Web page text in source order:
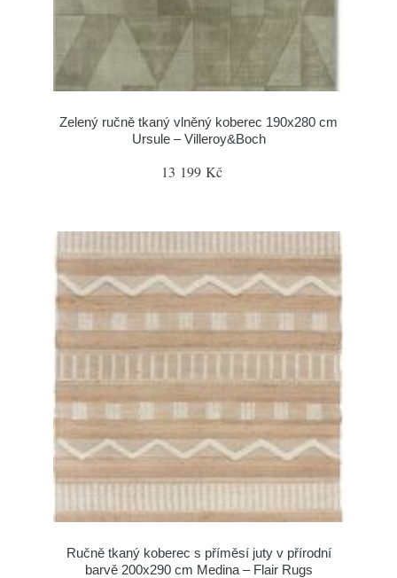
Zelený ručně tkaný vlněný koberec 190x280 cm
Ursule – Villeroy&Boch
13 199 Kč
Ručně tkaný koberec s příměsí juty v přírodní
barvě 200x290 cm Medina – Flair Rugs